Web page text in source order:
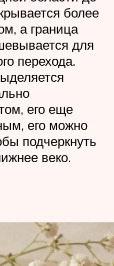
более
а граница
для
перехода.
его еще
его можно
подчеркнуть
веко.